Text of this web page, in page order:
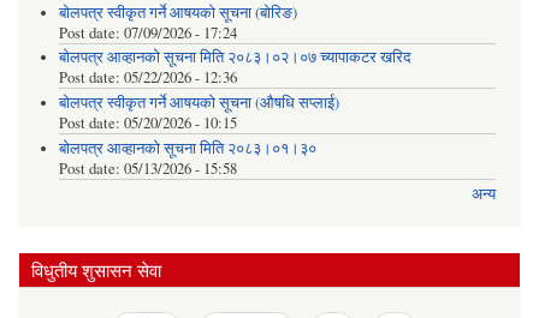
बोलपत्र स्वीकृत गर्ने आषयको सूचना (बोरिङ)
Post date: 07/09/2026 - 17:24
बोलपत्र आव्हानको सूचना मिति २०८३।०२।०७ च्यापाकटर खरिद
Post date: 05/22/2026 - 12:36
बोलपत्र स्वीकृत गर्ने आषयको सूचना (औषधि सप्लाई)
Post date: 05/20/2026 - 10:15
बोलपत्र आव्हानको सूचना मिति २०८३।०१।३०
Post date: 05/13/2026 - 15:58
अन्य
विधुतीय शुसासन सेवा